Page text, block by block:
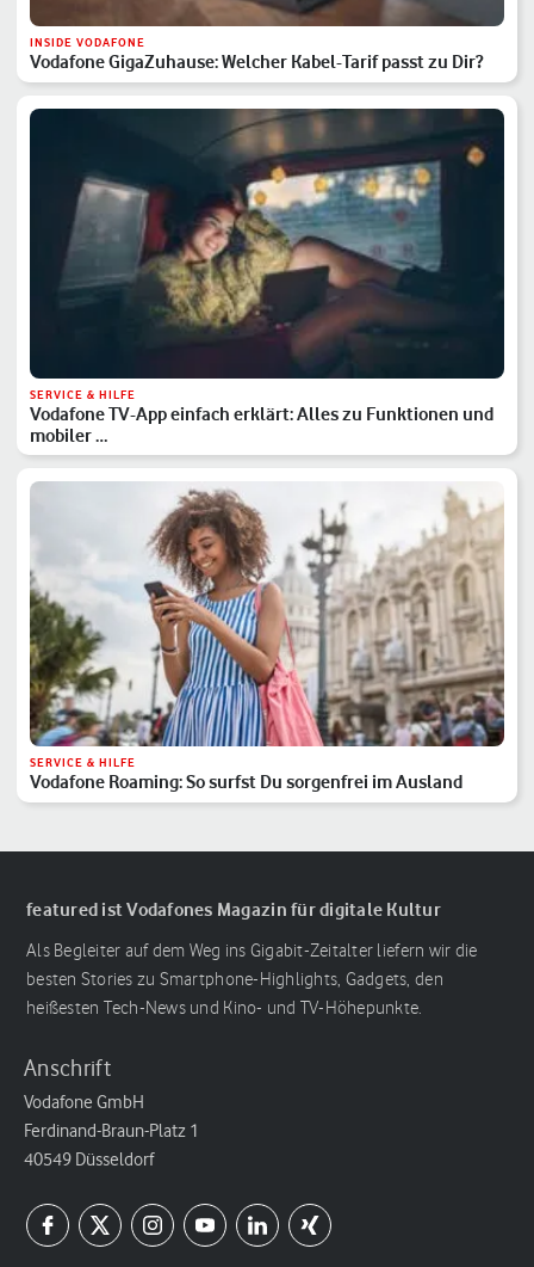
INSIDE VODAFONE
Vodafone GigaZuhause: Welcher Kabel-Tarif passt zu Dir?
SERVICE & HILFE
Vodafone TV-App einfach erklärt: Alles zu Funktionen und
mobiler …
SERVICE & HILFE
Vodafone Roaming: So surfst Du sorgenfrei im Ausland
featured ist Vodafones Magazin für digitale Kultur
Als Begleiter auf dem Weg ins Gigabit-Zeitalter liefern wir die
besten Stories zu Smartphone-Highlights, Gadgets, den
heißesten Tech-News und Kino- und TV-Höhepunkte.
Anschrift
Vodafone GmbH
Ferdinand-Braun-Platz 1
40549 Düsseldorf